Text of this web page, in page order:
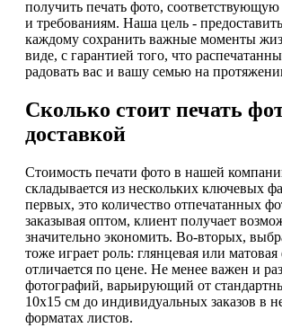
получить печать фото,
и требованиям. Наша цель -
каждому сохранить важные моменты
виде, с гарантией того, что
радовать вас и вашу семью на
Сколько стоит печать
доставкой
Стоимость печати фото в нашей
складывается из нескольких ключевых
первых, это количество отпечатанных
заказывая оптом, клиент получает
значительно экономить. Во-вторых,
тоже играет роль: глянцевая или матовая
отличается по цене. Не менее важен и
фотографий, варьирующий от
10x15 см до индивидуальных заказов в
форматах листов.